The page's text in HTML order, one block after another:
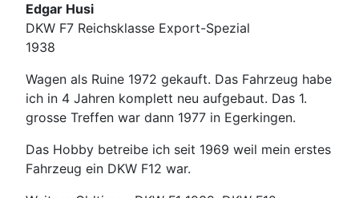
Edgar Husi
DKW F7 Reichsklasse Export-Spezial
1938
Wagen als Ruine 1972 gekauft. Das Fahrzeug habe
ich in 4 Jahren komplett neu aufgebaut. Das 1.
grosse Treffen war dann 1977 in Egerkingen.
Das Hobby betreibe ich seit 1969 weil mein erstes
Fahrzeug ein DKW F12 war.